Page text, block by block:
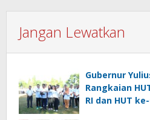
Jangan Lewatkan
Gubernur
Rangkaian
RI dan HUT